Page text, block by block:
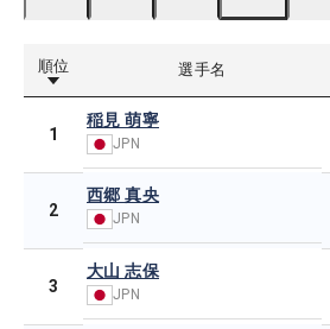
順位 選手名
1
稲見 萌寧
JPN
2
西郷 真央
JPN
3
大山 志保
JPN